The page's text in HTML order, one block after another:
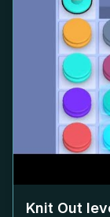
Knit Out